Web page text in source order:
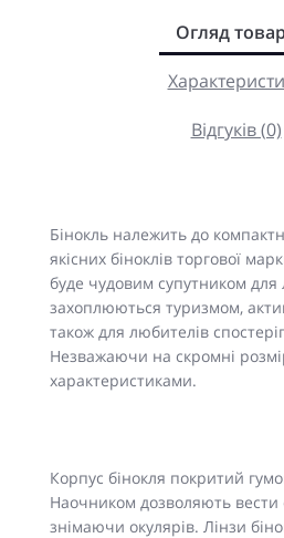
Огляд
Відгуків (0)
Бінокль належить до
якісних біноклів торгової
буде чудовим супутником для
захоплюються туризмом,
також для любителів
Незважаючи на скромні
характеристиками.
Корпус бінокля покритий
Наочником дозволяють вести
знімаючи окулярів. Лінзи